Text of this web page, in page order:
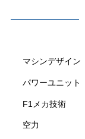
マシンデザイン
パワーユニット
F1メカ技術
空力